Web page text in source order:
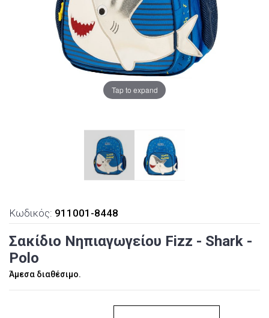
Tap to expand
Κωδικός: 911001-8448
Σακίδιο Νηπιαγωγείου Fizz - Shark -
Polo
Άμεσα διαθέσιμο.